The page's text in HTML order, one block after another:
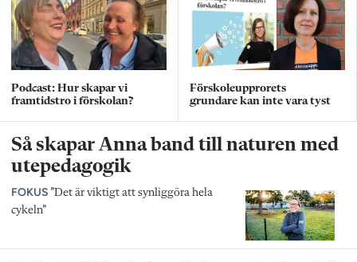
Podcast: Hur skapar vi
framtidstro i förskolan?
Förskoleupprorets
grundare kan inte vara tyst
Så skapar Anna band till naturen med
utepedagogik
FOKUS ”Det är viktigt att synliggöra hela
cykeln”